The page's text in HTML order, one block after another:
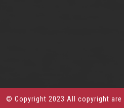
© Copyright 2023 All copyright are